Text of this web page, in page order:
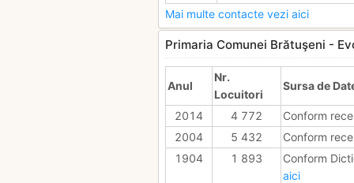
Mai multe contacte vezi aici
Primaria Comunei Brătuşeni -
Anul
Nr.
Locuitori
Sursa de
2014 4 772
Conform
2004
5 432
Conform
1904
1 893
Conform
aici